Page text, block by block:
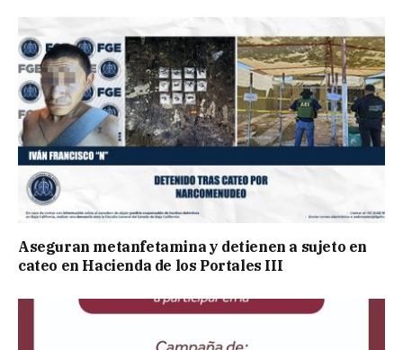
Aseguran metanfetamina y detienen a sujeto en
cateo en Hacienda de los Portales III